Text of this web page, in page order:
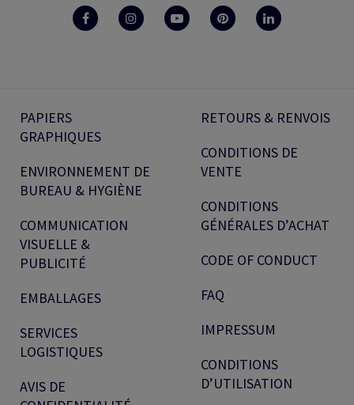
PAPIERS
GRAPHIQUES
ENVIRONNEMENT DE
BUREAU & HYGIÈNE
COMMUNICATION
VISUELLE &
PUBLICITÉ
EMBALLAGES
SERVICES
LOGISTIQUES
AVIS DE
RETOURS & RENVOIS
CONDITIONS DE
VENTE
CONDITIONS
GÉNÉRALES D’ACHAT
CODE OF CONDUCT
FAQ
IMPRESSUM
CONDITIONS
D’UTILISATION